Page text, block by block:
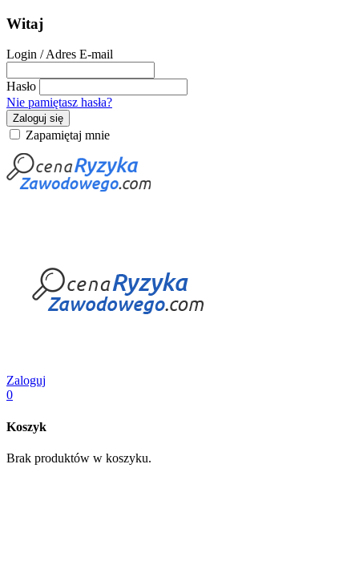
Witaj
Login / Adres E-mail
Hasło
Nie pamiętasz hasła?
Zaloguj się
Zapamiętaj mnie
Zaloguj
0
Koszyk
Brak produktów w koszyku.